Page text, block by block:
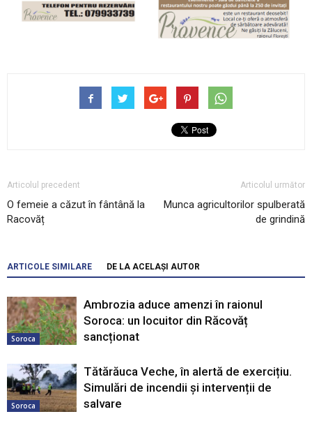
Articolul precedent
O femeie a căzut în fântână la
Racovăț
Articolul următor
Munca agricultorilor spulberată
de grindină
ARTICOLE SIMILARE DE LA ACELAȘI AUTOR
Soroca
Ambrozia aduce amenzi în raionul
Soroca: un locuitor din Răcovăț
sancționat
Soroca
Tătărăuca Veche, în alertă de exercițiu.
Simulări de incendii și intervenții de
salvare